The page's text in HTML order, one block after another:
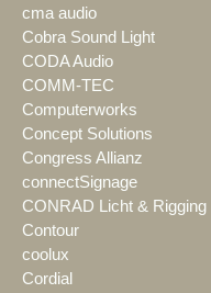
cma audio
Cobra Sound Light
CODA Audio
COMM-TEC
Computerworks
Concept Solutions
Congress Allianz
connectSignage
CONRAD Licht & Rigging
Contour
coolux
Cordial